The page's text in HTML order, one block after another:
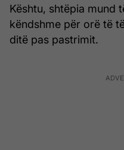
Kështu, shtëpia mund
këndshme për orë të
ditë pas pastrimit.